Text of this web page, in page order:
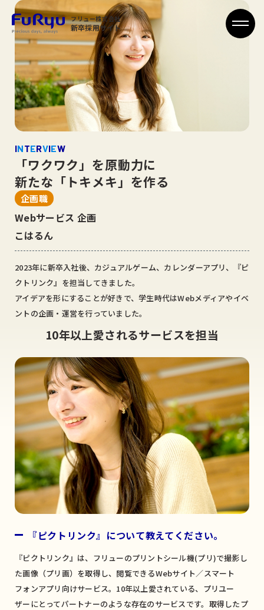
フリュー株式会社
新卒採用サイト
INTERVIEW
「ワクワク」を原動力に
新たな「トキメキ」を作る
企画職
Webサービス 企画
こはるん
2023年に新卒入社後、カジュアルゲーム、カレンダーアプリ、『ピ
クトリンク』を担当してきました。
アイデアを形にすることが好きで、学生時代はWebメディアやイベ
ントの企画・運営を行っていました。
10年以上愛されるサービスを担当
『ピクトリンク』について教えてください。
『ピクトリンク』は、フリューのプリントシール機(プリ)で撮影し
た画像（プリ画）を取得し、閲覧できるWebサイト／スマート
フォンアプリ向けサービス。10年以上愛されている、プリユー
ザーにとってパートナーのような存在のサービスです。取得したプ